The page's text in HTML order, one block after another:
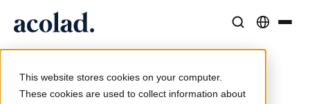
This website stores cookies on your computer.
These cookies are used to collect information about
Traducción
Lia Translate
Casos de éxito
Sobre Acolad
con eficacia